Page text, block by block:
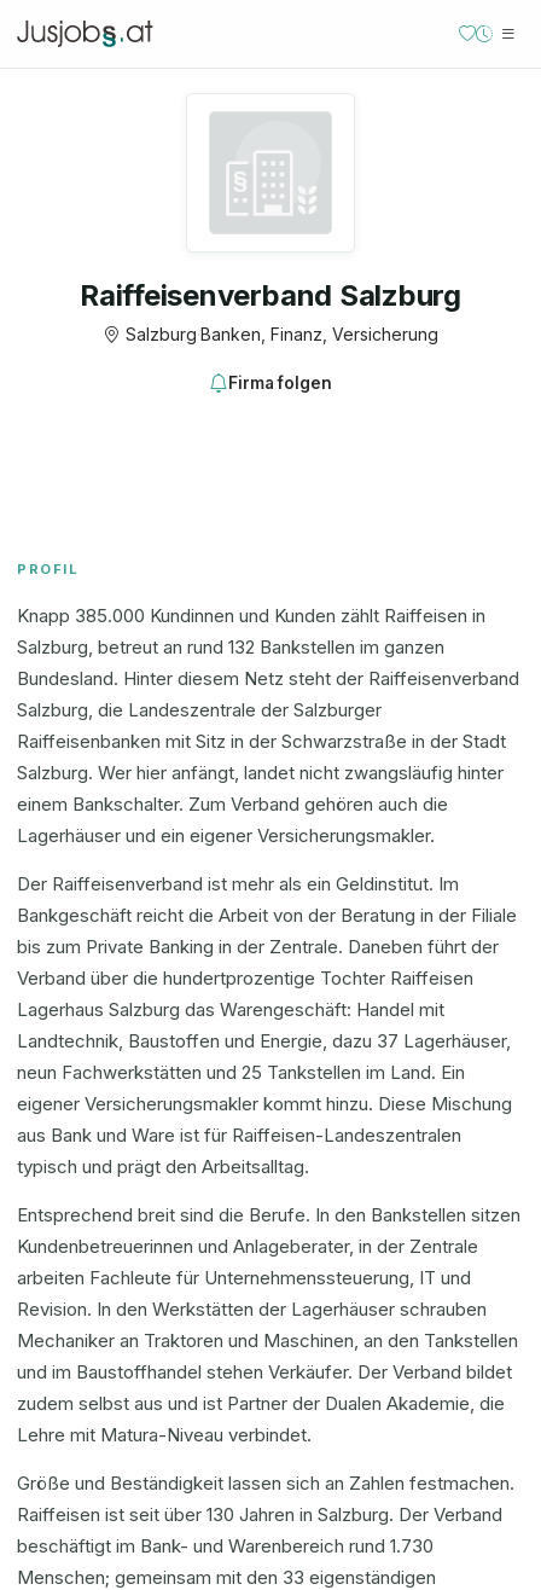
Raiffeisenverband Salzburg
Salzburg·Banken, Finanz, Versicherung
Firma folgen
PROFIL
Knapp 385.000 Kundinnen und Kunden zählt Raiffeisen in
Salzburg, betreut an rund 132 Bankstellen im ganzen
Bundesland. Hinter diesem Netz steht der Raiffeisenverband
Salzburg, die Landeszentrale der Salzburger
Raiffeisenbanken mit Sitz in der Schwarzstraße in der Stadt
Salzburg. Wer hier anfängt, landet nicht zwangsläufig hinter
einem Bankschalter. Zum Verband gehören auch die
Lagerhäuser und ein eigener Versicherungsmakler.
Der Raiffeisenverband ist mehr als ein Geldinstitut. Im
Bankgeschäft reicht die Arbeit von der Beratung in der Filiale
bis zum Private Banking in der Zentrale. Daneben führt der
Verband über die hundertprozentige Tochter Raiffeisen
Lagerhaus Salzburg das Warengeschäft: Handel mit
Landtechnik, Baustoffen und Energie, dazu 37 Lagerhäuser,
neun Fachwerkstätten und 25 Tankstellen im Land. Ein
eigener Versicherungsmakler kommt hinzu. Diese Mischung
aus Bank und Ware ist für Raiffeisen-Landeszentralen
typisch und prägt den Arbeitsalltag.
Entsprechend breit sind die Berufe. In den Bankstellen sitzen
Kundenbetreuerinnen und Anlageberater, in der Zentrale
arbeiten Fachleute für Unternehmenssteuerung, IT und
Revision. In den Werkstätten der Lagerhäuser schrauben
Mechaniker an Traktoren und Maschinen, an den Tankstellen
und im Baustoffhandel stehen Verkäufer. Der Verband bildet
zudem selbst aus und ist Partner der Dualen Akademie, die
Lehre mit Matura-Niveau verbindet.
Größe und Beständigkeit lassen sich an Zahlen festmachen.
Raiffeisen ist seit über 130 Jahren in Salzburg. Der Verband
beschäftigt im Bank- und Warenbereich rund 1.730
Menschen; gemeinsam mit den 33 eigenständigen